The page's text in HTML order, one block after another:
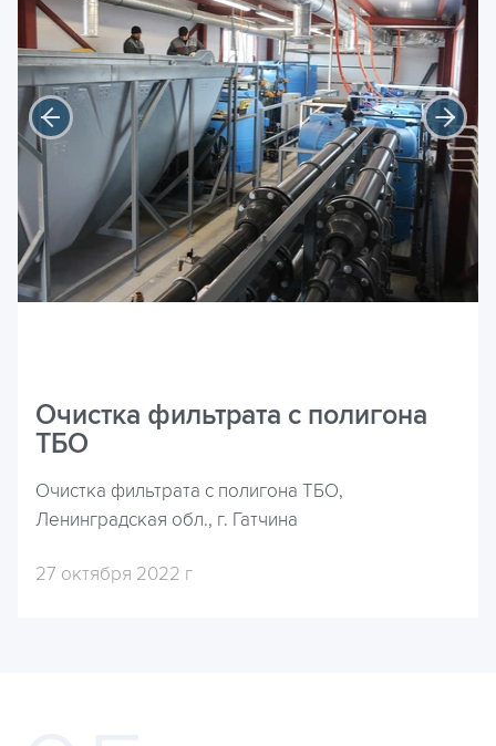
Очистка фильтрата с полигона
ТБО
Очистка фильтрата с полигона ТБО,
Ленинградская обл., г. Гатчина
27 октября 2022 г